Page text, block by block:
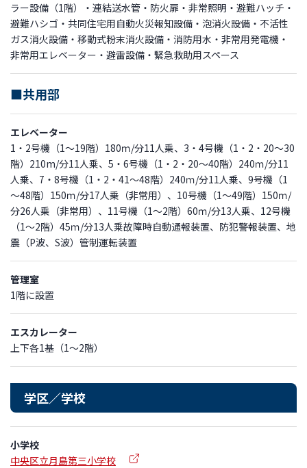
ラー設備（1階）・連結送水管・防火扉・非常照明・避難ハッチ・
避難ハシゴ・共同住宅用自動火災報知設備・泡消火設備・不活性
ガス消火設備・移動式粉末消火設備・消防用水・非常用発電機・
非常用エレベーター・避雷設備・緊急救助用スペース
■共用部
エレベーター
1・2号機（1～19階）180ｍ/分11人乗、3・4号機（1・2・20～30
階）210m/分11人乗、5・6号機（1・2・20～40階）240ｍ/分11
人乗、7・8号機（1・2・41～48階）240ｍ/分11人乗、9号機（1
～48階）150ｍ/分17人乗（非常用）、10号機（1～49階）150ｍ/
分26人乗（非常用）、11号機（1～2階）60ｍ/分13人乗、12号機
（1～2階）45ｍ/分13人乗故障時自動通報装置、防犯警報装置、地
震（P波、S波）管制運転装置
管理室
1階に設置
エスカレーター
上下各1基（1～2階）
学区／学校
小学校
中央区立月島第三小学校